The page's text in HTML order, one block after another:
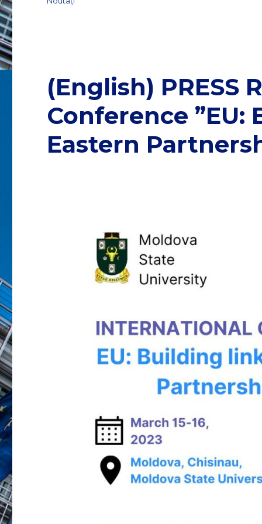
(English) PRESS
Conference
Eastern